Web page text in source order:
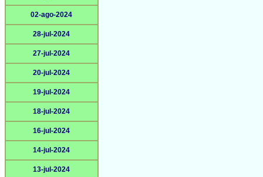
02-ago-2024
28-jul-2024
27-jul-2024
20-jul-2024
19-jul-2024
18-jul-2024
16-jul-2024
14-jul-2024
13-jul-2024